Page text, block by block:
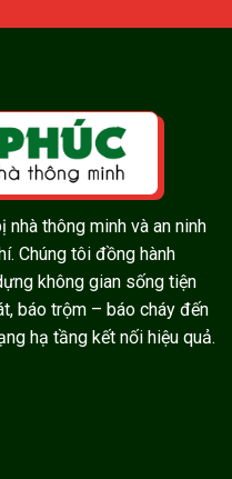
thông minh và an ninh
Chúng tôi đồng hành
không gian sống tiện
báo trộm – báo cháy đến
hạ tầng kết nối hiệu quả.